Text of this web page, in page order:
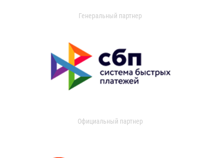
Генеральный партнер
Официальный партнер